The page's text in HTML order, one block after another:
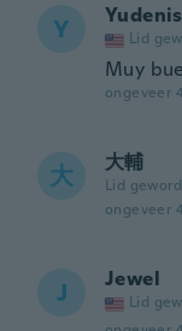
Y Yudenis
Lid
Muy
ongeveer
大 大輔
Lid
ongeveer
J Jewel
Lid